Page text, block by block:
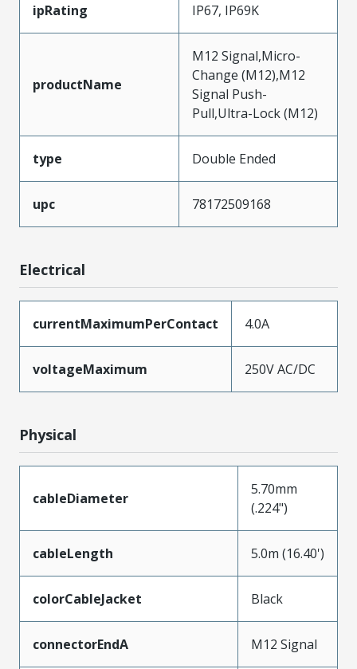
ipRating IP67, IP69K
productName
M12 Signal,Micro-
Change (M12),M12
Signal Push-
Pull,Ultra-Lock (M12)
type Double Ended
upc 78172509168
Electrical
currentMaximumPerContact 4.0A
voltageMaximum 250V AC/DC
Physical
cableDiameter
5.70mm
(.224")
cableLength 5.0m (16.40')
colorCableJacket Black
connectorEndA M12 Signal